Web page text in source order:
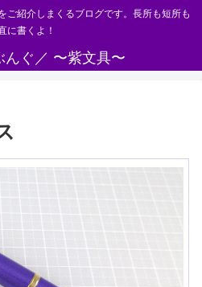
ご紹介しまくるブログです。長所も短所も
に書くよ！
んぐ／ 〜紫文具〜